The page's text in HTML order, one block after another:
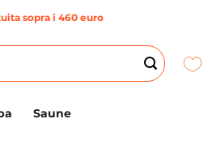
sopra i 460 euro
Saune